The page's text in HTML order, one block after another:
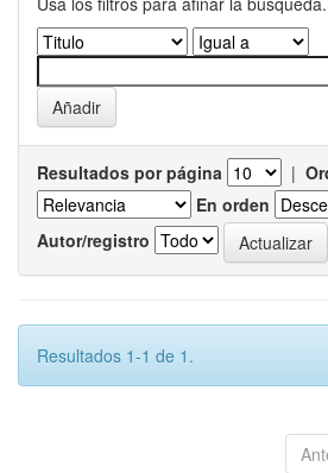
Resultados por página |
En orden
Autor/registro
Resultados 1-1 de 1.